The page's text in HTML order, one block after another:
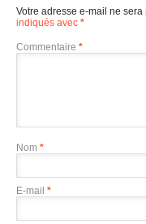
Votre adresse e-mail ne
indiqués avec *
Commentaire *
Nom *
E-mail *